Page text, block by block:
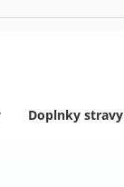
Doplnky stravy